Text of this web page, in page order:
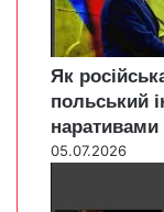
Як
польський
наративами
05.07.2026